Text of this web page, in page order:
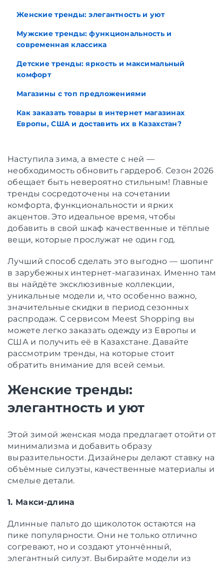
Женские тренды: элегантность и уют
Мужские тренды: функциональность и
современная классика
Детские тренды: яркость и максимальный
комфорт
Магазины с топ предложениями
Как заказать товары в интернет магазинах
Европы, США и доставить их в Казахстан?
Наступила зима, а вместе с ней —
необходимость обновить гардероб. Сезон 2026
обещает быть невероятно стильным! Главные
тренды сосредоточены на сочетании
комфорта, функциональности и ярких
акцентов. Это идеальное время, чтобы
добавить в свой шкаф качественные и тёплые
вещи, которые прослужат не один год.
Лучший способ сделать это выгодно — шопинг
в зарубежных интернет-магазинах. Именно там
вы найдёте эксклюзивные коллекции,
уникальные модели и, что особенно важно,
значительные скидки в период сезонных
распродаж. С сервисом Meest Shopping вы
можете легко заказать одежду из Европы и
США и получить её в Казахстане. Давайте
рассмотрим тренды, на которые стоит
обратить внимание для всей семьи.
Женские тренды:
элегантность и уют
Этой зимой женская мода предлагает отойти от
минимализма и добавить образу
выразительности. Дизайнеры делают ставку на
объёмные силуэты, качественные материалы и
смелые детали.
1. Макси-длина
Длинные пальто до щиколоток остаются на
пике популярности. Они не только отлично
согревают, но и создают утончённый,
элегантный силуэт. Выбирайте модели из